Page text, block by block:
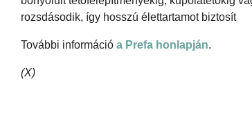
rozsdásodik, így hosszú élettartamot biztosít
További információ a Prefa honlapján.
(X)